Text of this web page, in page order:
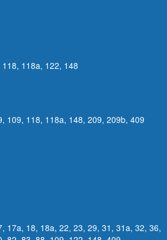
118, 118a, 122, 148
, 109, 118, 118a, 148, 209, 209b, 409
, 17a, 18, 18a, 22, 23, 29, 31 , 31a, 32, 36,